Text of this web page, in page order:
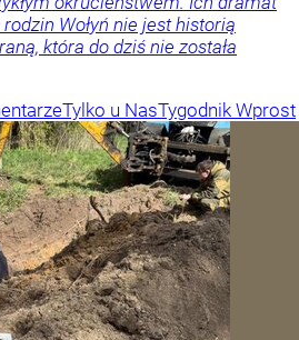
Wołyń nie jest historią
która do dziś nie została
Tylko u NasTygodnik Wprost